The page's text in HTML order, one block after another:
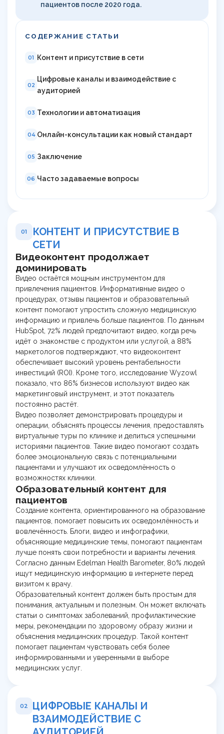
пациентов после 2020 года.
СОДЕРЖАНИЕ СТАТЬИ
01 Контент и присутствие в сети
02
Цифровые каналы и взаимодействие с
аудиторией
03 Технологии и автоматизация
04 Онлайн-консультации как новый стандарт
05 Заключение
06 Часто задаваемые вопросы
01
КОНТЕНТ И ПРИСУТСТВИЕ В
СЕТИ
Видеоконтент продолжает
доминировать
Видео остаётся мощным инструментом для
привлечения пациентов. Информативные видео о
процедурах, отзывы пациентов и образовательный
контент помогают упростить сложную медицинскую
информацию и привлечь больше пациентов. По данным
HubSpot, 72% людей предпочитают видео, когда речь
идёт о знакомстве с продуктом или услугой, а 88%
маркетологов подтверждают, что видеоконтент
обеспечивает высокий уровень рентабельности
инвестиций (ROI). Кроме того, исследование Wyzowl
показало, что 86% бизнесов используют видео как
маркетинговый инструмент, и этот показатель
постоянно растёт.
Видео позволяет демонстрировать процедуры и
операции, объяснять процессы лечения, предоставлять
виртуальные туры по клинике и делиться успешными
историями пациентов. Такие видео помогают создать
более эмоциональную связь с потенциальными
пациентами и улучшают их осведомлённость о
возможностях клиники.
Образовательный контент для
пациентов
Создание контента, ориентированного на образование
пациентов, помогает повысить их осведомлённость и
вовлечённость. Блоги, видео и инфографики,
объясняющие медицинские темы, помогают пациентам
лучше понять свои потребности и варианты лечения.
Согласно данным Edelman Health Barometer, 80% людей
ищут медицинскую информацию в интернете перед
визитом к врачу.
Образовательный контент должен быть простым для
понимания, актуальным и полезным. Он может включать
статьи о симптомах заболеваний, профилактические
меры, рекомендации по здоровому образу жизни и
объяснения медицинских процедур. Такой контент
помогает пациентам чувствовать себя более
информированными и уверенными в выборе
медицинских услуг.
02
ЦИФРОВЫЕ КАНАЛЫ И
ВЗАИМОДЕЙСТВИЕ С